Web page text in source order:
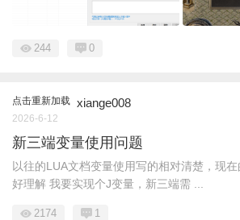
244 0
点击重新加载 xiange008
2026-6-12
新三端变量使用问题
以往的LUA文档变量使用写的相对清楚，现
好理解 我要实现个J变量，新三端需 ...
2174 1